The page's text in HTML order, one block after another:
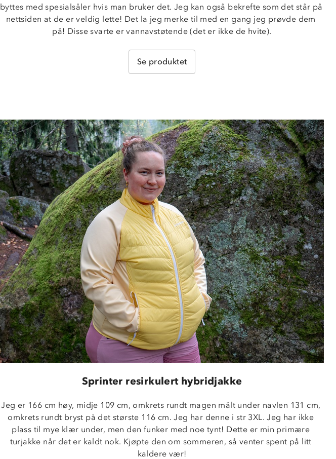
byttes med spesialsåler hvis man bruker det. Jeg kan også bekrefte som det står på
nettsiden at de er veldig lette! Det la jeg merke til med en gang jeg prøvde dem
på! Disse svarte er vannavstøtende (det er ikke de hvite).
Se produktet
Sprinter resirkulert hybridjakke
Jeg er 166 cm høy, midje 109 cm, omkrets rundt magen målt under navlen 131 cm,
omkrets rundt bryst på det største 116 cm. Jeg har denne i str 3XL. Jeg har ikke
plass til mye klær under, men den funker med noe tynt! Dette er min primære
turjakke når det er kaldt nok. Kjøpte den om sommeren, så venter spent på litt
kaldere vær!